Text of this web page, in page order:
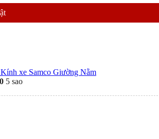
Kính xe Samco Giường Nằm
0 5 sao